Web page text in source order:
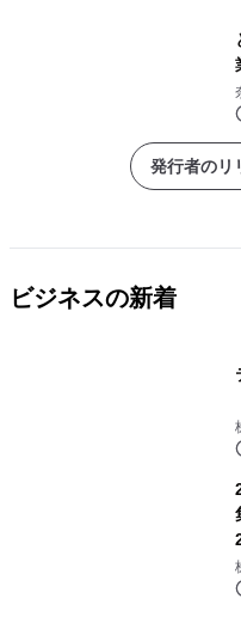
発行者のリ
ビジネスの新着